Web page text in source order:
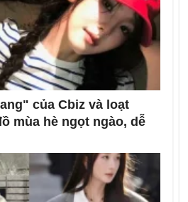
của Cbiz và loạt
mùa hè ngọt ngào, dễ